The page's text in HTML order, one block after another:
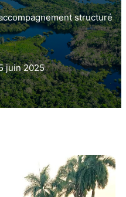
structuré
juin 2025